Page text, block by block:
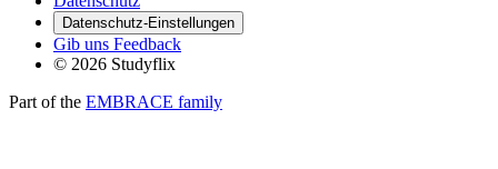
Datenschutz-Einstellungen
Gib uns Feedback
© 2026 Studyflix
Part of the EMBRACE family